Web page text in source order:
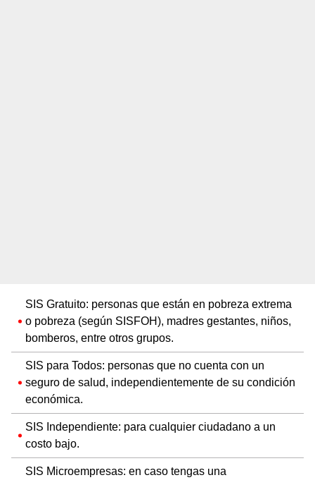
SIS Gratuito: personas que están en pobreza extrema
o pobreza (según SISFOH), madres gestantes, niños,
bomberos, entre otros grupos.
SIS para Todos: personas que no cuenta con un
seguro de salud, independientemente de su condición
económica.
SIS Independiente: para cualquier ciudadano a un
costo bajo.
SIS Microempresas: en caso tengas una